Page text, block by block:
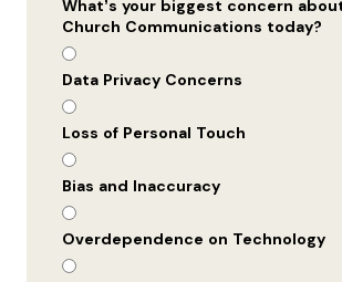
What’s your biggest concern
Church Communications today?
Data Privacy Concerns
Loss of Personal Touch
Bias and Inaccuracy
Overdependence on Technology